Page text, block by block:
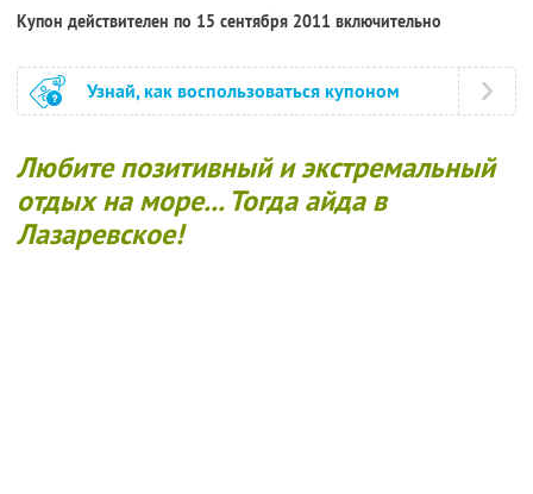
Купон действителен по 15 сентября 2011 включительно
Узнай, как воспользоваться купоном
Любите позитивный и экстремальный
отдых на море... Тогда айда в
Лазаревское!